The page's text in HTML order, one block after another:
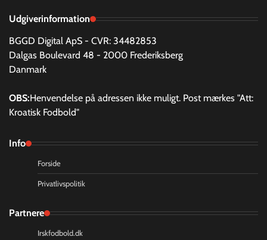
Udgiverinformation
BGGD Digital ApS - CVR: 34482853
Dalgas Boulevard 48 - 2000 Frederiksberg
Danmark
OBS:Henvendelse på adressen ikke muligt. Post mærkes "Att:
Kroatisk Fodbold"
Info
Forside
Privatlivspolitik
Partnere
Irskfodbold.dk